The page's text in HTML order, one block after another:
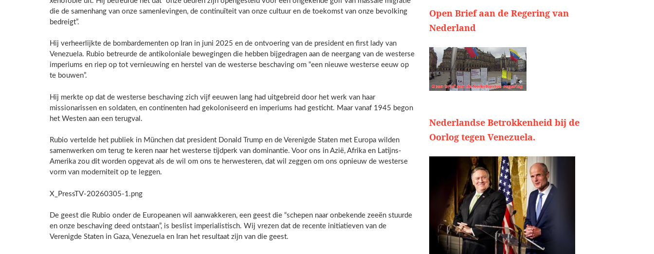
die de samenhang van onze samenlevingen, de continuïteit van onze cultuur en de toekomst van onze bevolking
bedreigt”.
Hij verheerlijkte de bombardementen op Iran in juni 2025 en de ontvoering van de president en first lady van
Venezuela. Rubio betreurde de antikoloniale bewegingen die hebben bijgedragen aan de neergang van de westerse
imperiums en riep op tot vernieuwing en herstel van de westerse beschaving om “een nieuwe westerse eeuw op
te bouwen”.
Hij merkte op dat de westerse beschaving zich vijf eeuwen lang had uitgebreid door het werk van haar
missionarissen en soldaten, en continenten had gekoloniseerd en imperiums had gesticht. Maar vanaf 1945 begon
het Westen aan een terugval.
Rubio vertelde het publiek in München dat president Donald Trump en de Verenigde Staten met Europa wilden
samenwerken om terug te keren naar het westerse tijdperk van dominantie. Voor ons in Azië, Afrika en Latijns-
Amerika zou dit worden opgevat als de wil om ons te herwesteren, dat wil zeggen om ons opnieuw de westerse
vorm van moderniteit op te leggen.
X_PressTV-20260305-1.png
De geest die Rubio onder de Europeanen wil aanwakkeren, een geest die “schepen naar onbekende zeeën stuurde
en onze beschaving deed ontstaan”, is beslist imperialistisch. Wij vrezen dat de recente initiatieven van de
Verenigde Staten in Gaza, Venezuela en Iran het resultaat zijn van die geest.
Open Brief aan de Regering van
Nederland
Nederlandse Betrokkenheid bij de
Oorlog tegen Venezuela.